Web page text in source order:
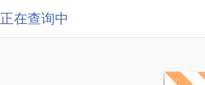
正在查询中